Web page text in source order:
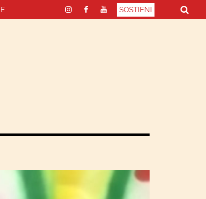
SOSTIENI